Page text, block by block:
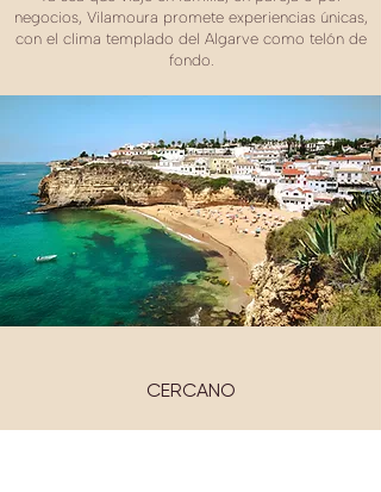
negocios, Vilamoura promete experiencias únicas,
con el clima templado del Algarve como telón de
fondo.
CERCANO